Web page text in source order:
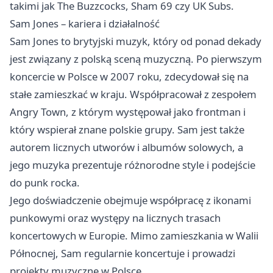
takimi jak The Buzzcocks, Sham 69 czy UK Subs.
Sam Jones – kariera i działalność
Sam Jones to brytyjski muzyk, który od ponad dekady
jest związany z polską sceną muzyczną. Po pierwszym
koncercie w Polsce w 2007 roku, zdecydował się na
stałe zamieszkać w kraju. Współpracował z zespołem
Angry Town, z którym występował jako frontman i
który wspierał znane polskie grupy. Sam jest także
autorem licznych utworów i albumów solowych, a
jego muzyka prezentuje różnorodne style i podejście
do punk rocka.
Jego doświadczenie obejmuje współpracę z ikonami
punkowymi oraz występy na licznych trasach
koncertowych w Europie. Mimo zamieszkania w Walii
Północnej, Sam regularnie koncertuje i prowadzi